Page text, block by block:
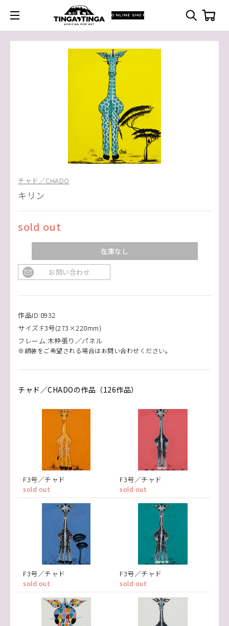
ONLINE SHOP
チャド／CHADO
キリン
sold out
在庫なし
お問い合わせ
作品ID:0932
サイズ:F3号(273×220mm)
フレーム:木枠張り／パネル
※額装をご希望される場合はお問い合わせください。
チャド／CHADOの作品（126作品）
F3号／チャド
sold out
F3号／チャド
sold out
F3号／チャド
sold out
F3号／チャド
sold out